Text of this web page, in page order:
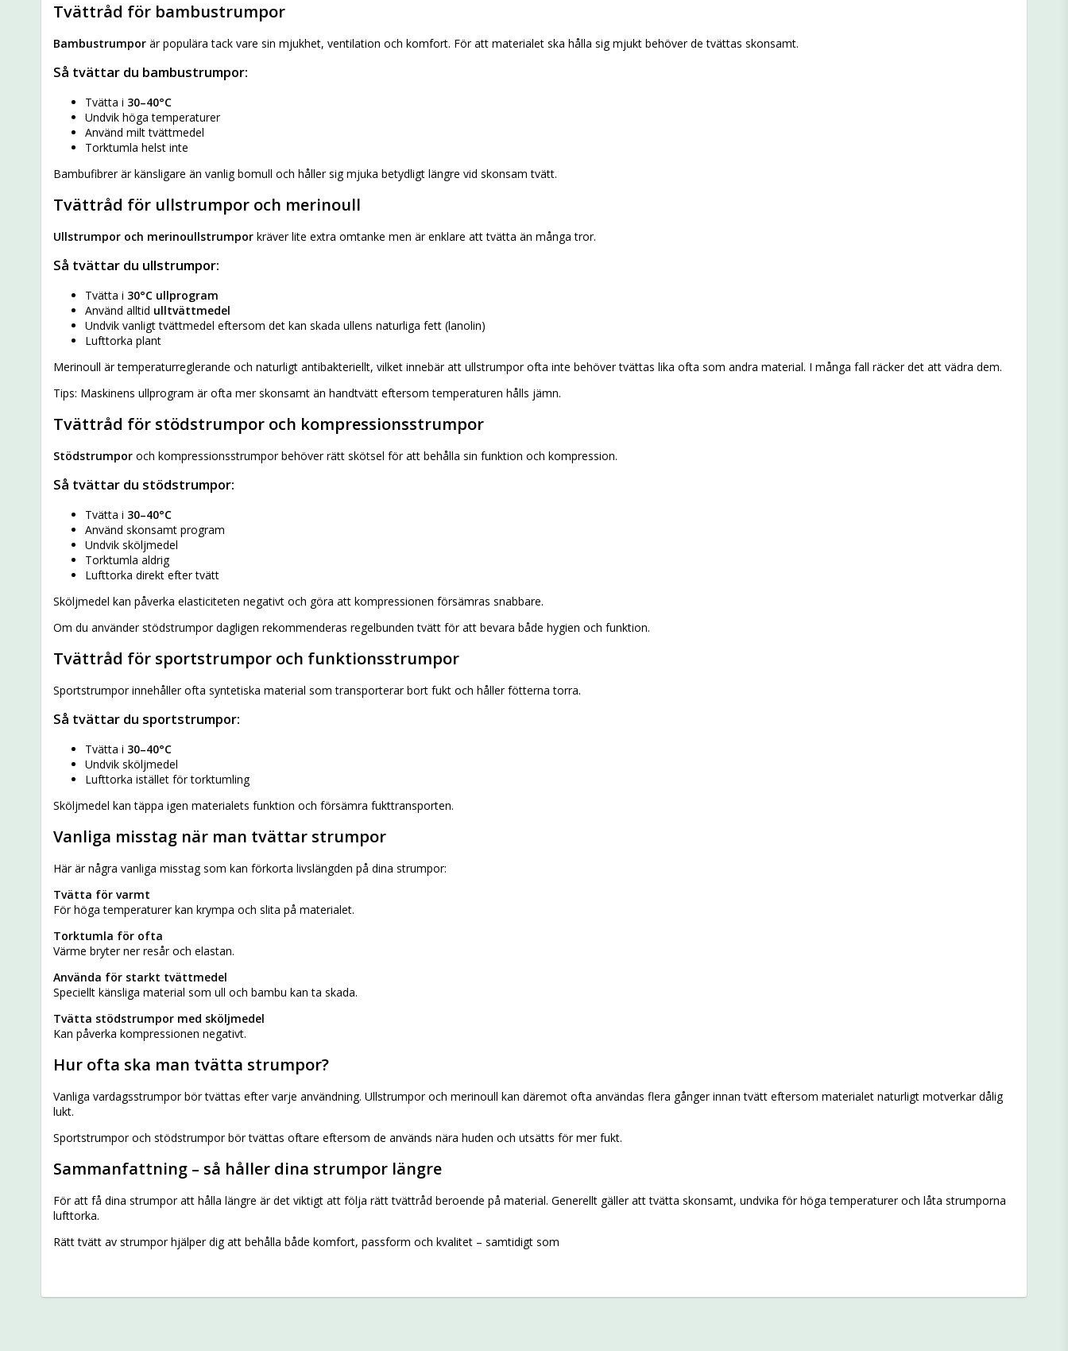
Tvättråd för bambustrumpor
Bambustrumpor är populära tack vare sin mjukhet, ventilation och komfort. För att materialet ska hålla sig mjukt behöver de tvättas skonsamt.
Så tvättar du bambustrumpor:
Tvätta i 30–40°C
Undvik höga temperaturer
Använd milt tvättmedel
Torktumla helst inte
Bambufibrer är känsligare än vanlig bomull och håller sig mjuka betydligt längre vid skonsam tvätt.
Tvättråd för ullstrumpor och merinoull
Ullstrumpor och merinoullstrumpor kräver lite extra omtanke men är enklare att tvätta än många tror.
Så tvättar du ullstrumpor:
Tvätta i 30°C ullprogram
Använd alltid ulltvättmedel
Undvik vanligt tvättmedel eftersom det kan skada ullens naturliga fett (lanolin)
Lufttorka plant
Merinoull är temperaturreglerande och naturligt antibakteriellt, vilket innebär att ullstrumpor ofta inte behöver tvättas lika ofta som andra material. I många fall räcker det att vädra dem.
Tips: Maskinens ullprogram är ofta mer skonsamt än handtvätt eftersom temperaturen hålls jämn.
Tvättråd för stödstrumpor och kompressionsstrumpor
Stödstrumpor och kompressionsstrumpor behöver rätt skötsel för att behålla sin funktion och kompression.
Så tvättar du stödstrumpor:
Tvätta i 30–40°C
Använd skonsamt program
Undvik sköljmedel
Torktumla aldrig
Lufttorka direkt efter tvätt
Sköljmedel kan påverka elasticiteten negativt och göra att kompressionen försämras snabbare.
Om du använder stödstrumpor dagligen rekommenderas regelbunden tvätt för att bevara både hygien och funktion.
Tvättråd för sportstrumpor och funktionsstrumpor
Sportstrumpor innehåller ofta syntetiska material som transporterar bort fukt och håller fötterna torra.
Så tvättar du sportstrumpor:
Tvätta i 30–40°C
Undvik sköljmedel
Lufttorka istället för torktumling
Sköljmedel kan täppa igen materialets funktion och försämra fukttransporten.
Vanliga misstag när man tvättar strumpor
Här är några vanliga misstag som kan förkorta livslängden på dina strumpor:
Tvätta för varmt
För höga temperaturer kan krympa och slita på materialet.
Torktumla för ofta
Värme bryter ner resår och elastan.
Använda för starkt tvättmedel
Speciellt känsliga material som ull och bambu kan ta skada.
Tvätta stödstrumpor med sköljmedel
Kan påverka kompressionen negativt.
Hur ofta ska man tvätta strumpor?
Vanliga vardagsstrumpor bör tvättas efter varje användning. Ullstrumpor och merinoull kan däremot ofta användas flera gånger innan tvätt eftersom materialet naturligt motverkar dålig
lukt.
Sportstrumpor och stödstrumpor bör tvättas oftare eftersom de används nära huden och utsätts för mer fukt.
Sammanfattning – så håller dina strumpor längre
För att få dina strumpor att hålla längre är det viktigt att följa rätt tvättråd beroende på material. Generellt gäller att tvätta skonsamt, undvika för höga temperaturer och låta strumporna
lufttorka.
Rätt tvätt av strumpor hjälper dig att behålla både komfort, passform och kvalitet – samtidigt som